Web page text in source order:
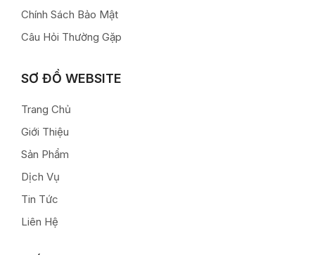
Chính Sách Bảo Mật
Câu Hỏi Thường Gặp
SƠ ĐỒ WEBSITE
Trang Chủ
Giới Thiệu
Sản Phẩm
Dịch Vụ
Tin Tức
Liên Hệ